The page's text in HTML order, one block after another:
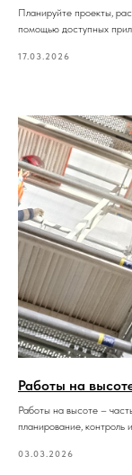
Планируйте проекты,
помощью доступных
17.03.2026
Работы на
Работы на высоте –
планирование, контроль
03.03.2026